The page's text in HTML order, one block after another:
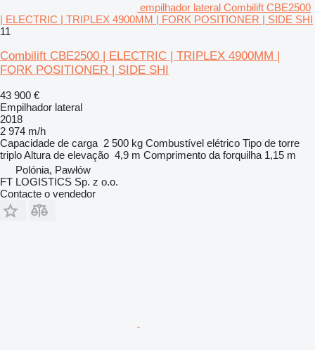
empilhador lateral Combilift CBE2500
| ELECTRIC | TRIPLEX 4900MM | FORK POSITIONER | SIDE SHI
11
Combilift CBE2500 | ELECTRIC | TRIPLEX 4900MM |
FORK POSITIONER | SIDE SHI
43 900 €
Empilhador lateral
2018
2 974 m/h
Capacidade de carga 2 500 kg Combustível elétrico Tipo de torre
triploAltura de elevação 4,9 m Comprimento da forquilha 1,15 m
Polónia, Pawłów
FT LOGISTICS Sp. z o.o.
Contacte o vendedor